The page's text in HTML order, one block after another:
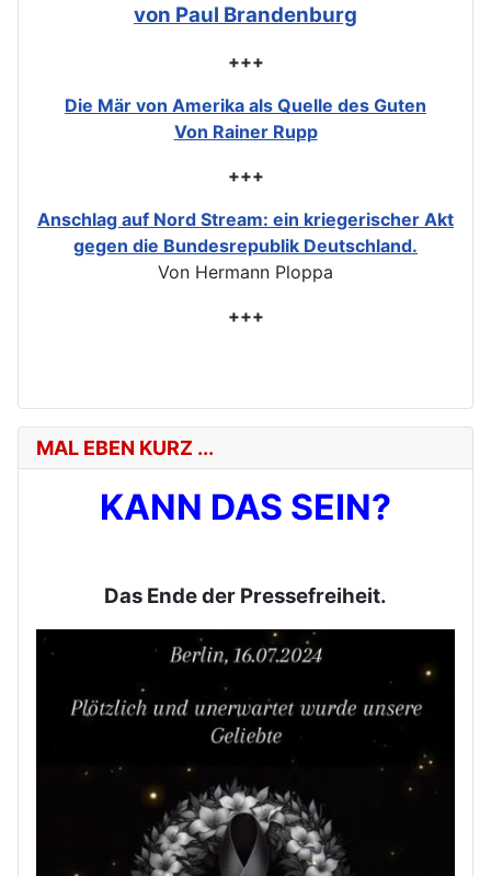
von Paul Brandenburg
+++
Die Mär von Amerika als Quelle des Guten
Von Rainer Rupp
+++
Anschlag auf Nord Stream: ein kriegerischer Akt
gegen die Bundesrepublik Deutschland.
Von Hermann Ploppa
+++
MAL EBEN KURZ ...
KANN DAS SEIN?
Das Ende der Pressefreiheit.